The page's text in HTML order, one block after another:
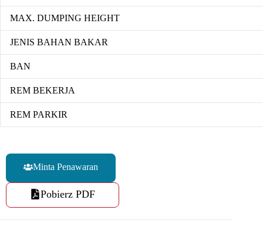
MAX. DUMPING HEIGHT
JENIS BAHAN BAKAR
BAN
REM BEKERJA
REM PARKIR
Minta Penawaran
Pobierz PDF